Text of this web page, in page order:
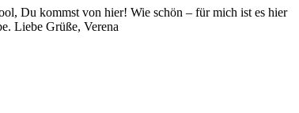
Du kommst von hier! Wie schön – für mich ist es hier
Liebe Grüße, Verena